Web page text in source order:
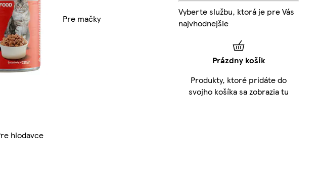
Pre mačky
hlodavce
Vyberte službu, ktorá je pre Vás
najvhodnejšie
Prázdny košík
Produkty, ktoré pridáte do
svojho košíka sa zobrazia tu